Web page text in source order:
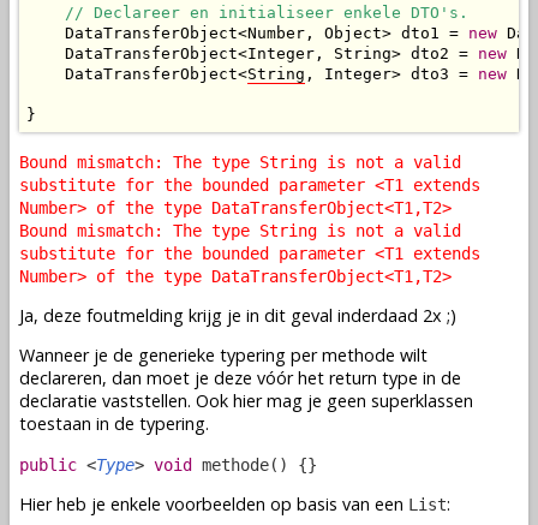
// Declareer en initialiseer enkele DTO's.
    DataTransferObject<Number, Object> dto1 =
new
    DataTransferObject<Integer, String> dto2 =
new
    DataTransferObject<
String , Integer> dto3 = new
}
Bound mismatch: The type String is not a valid
substitute for the bounded parameter <T1 extends
Number> of the type DataTransferObject<T1,T2>
Bound mismatch: The type String is not a valid
substitute for the bounded parameter <T1 extends
Number> of the type DataTransferObject<T1,T2>
Ja, deze foutmelding krijg je in dit geval inderdaad 2x ;)
Wanneer je de generieke typering per methode wilt
declareren, dan moet je deze vóór het return type in de
declaratie vaststellen. Ook hier mag je geen superklassen
toestaan in de typering.
public <Type> void methode() {}
Hier heb je enkele voorbeelden op basis van een List: